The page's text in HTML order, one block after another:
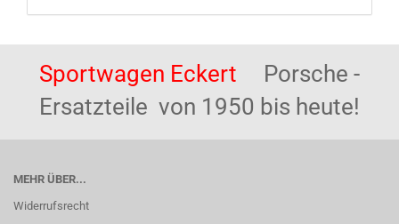
Sportwagen Eckert Porsche -
Ersatzteile von 1950 bis heute!
MEHR ÜBER...
Widerrufsrecht